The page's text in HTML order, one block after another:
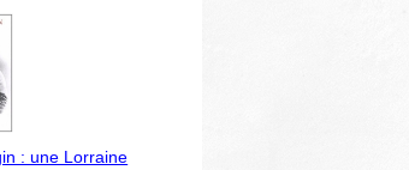
: une Lorraine